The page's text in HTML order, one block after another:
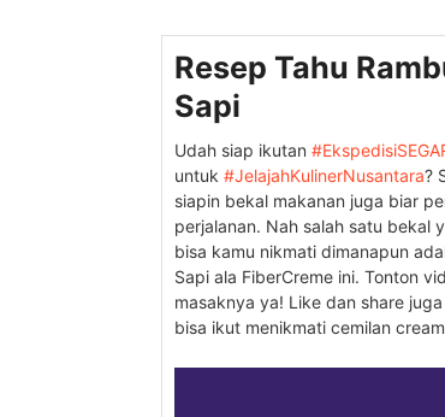
Resep Tahu
Sapi
Udah siap ikutan
untuk#JelajahKulinerNusantara?
siapin bekal makanan juga biar
perjalanan. Nah salah satu bekal
bisa kamu nikmati dimanapun
Sapi ala FiberCreme ini. Tonton
masaknya ya! Like dan share
bisa ikut menikmati cemilan